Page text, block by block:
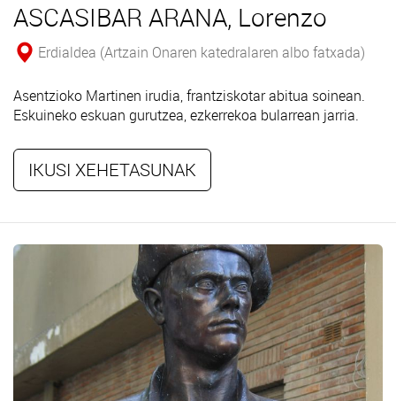
ASCASIBAR ARANA, Lorenzo
Erdialdea (Artzain Onaren katedralaren albo fatxada)
Asentzioko Martinen irudia, frantziskotar abitua soinean.
Eskuineko eskuan gurutzea, ezkerrekoa bularrean jarria.
IKUSI XEHETASUNAK